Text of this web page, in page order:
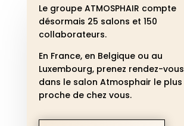
Le groupe ATMOSPHAIR compte
désormais 25 salons et 150
collaborateurs.
En France, en Belgique ou au
Luxembourg, prenez rendez-vous
dans le salon Atmosphair le plus
proche de chez vous.